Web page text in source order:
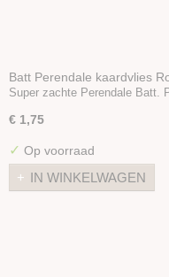
Batt Perendale kaardvlies
Super zachte Perendale Batt.
€ 1,75
✓ Op voorraad
IN WINKELWAGEN